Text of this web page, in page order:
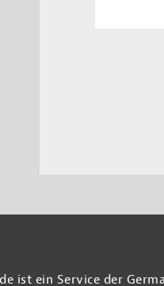
ist ein Service der